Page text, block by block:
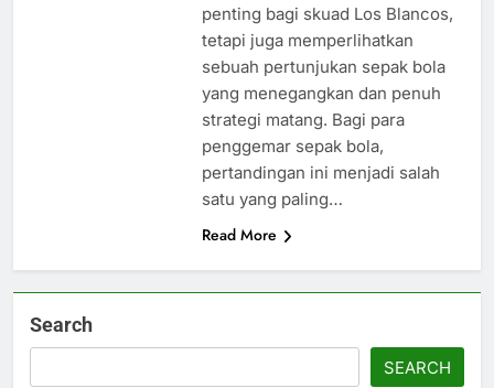
penting bagi skuad Los Blancos,
tetapi juga memperlihatkan
sebuah pertunjukan sepak bola
yang menegangkan dan penuh
strategi matang. Bagi para
penggemar sepak bola,
pertandingan ini menjadi salah
satu yang paling…
Read More
Search
SEARCH